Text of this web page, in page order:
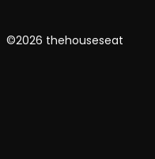
©2026 thehouseseat